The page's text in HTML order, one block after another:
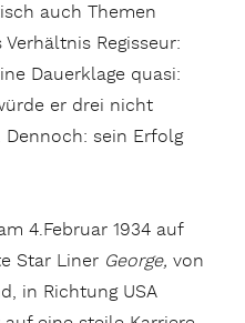
auch Themen
Regisseur:
Dauerklage quasi:
er drei nicht
sein Erfolg
4.Februar 1934 auf
Star Liner George,von
in Richtung USA